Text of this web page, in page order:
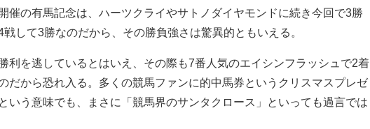
催の有馬記念は、ハーツクライやサトノダイヤモンドに続き今回で3勝
戦して3勝なのだから、その勝負強さは驚異的ともいえる。
利を逃しているとはいえ、その際も7番人気のエイシンフラッシュで2着
だから恐れ入る。多くの競馬ファンに的中馬券というクリスマスプレゼ
いう意味でも、まさに「競馬界のサンタクロース」といっても過言では